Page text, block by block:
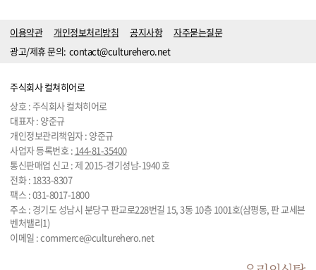
이용약관 개인정보처리방침 공지사항
자주묻는질문
광고/제휴 문의: contact@culturehero.net
주식회사 컬쳐히어로
상호 : 주식회사 컬쳐히어로
대표자 : 양준규
개인정보관리책임자 : 양준규
사업자 등록번호 : 144-81-35400
통신판매업 신고 : 제 2015-경기성남-1940 호
전화 : 1833-8307
팩스 : 031-8017-1800
주소 : 경기도 성남시 분당구 판교로228번길 15, 3동 10층 1001호(삼평동, 판 교세븐
벤처밸리1)
이메일 :commerce@culturehero.net